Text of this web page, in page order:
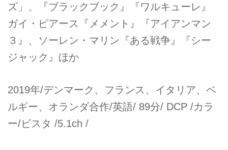
ズ」、『ブラックブック』『ワルキューレ』
ガイ・ピアース『メメント』『アイアンマン
３』、ソーレン・マリン『ある戦争』『シー
ジャック』ほか
2019年/デンマーク、フランス、イタリア、ベ
ルギー、オランダ合作/英語/ 89分/ DCP /カラ
ー/ビスタ /5.1ch /